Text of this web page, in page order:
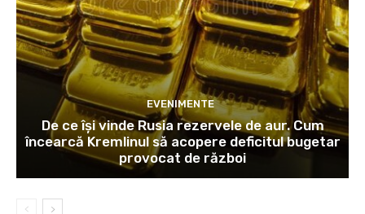
EVENIMENTE
De ce își vinde Rusia rezervele de aur. Cum
încearcă Kremlinul să acopere deficitul bugetar
provocat de război